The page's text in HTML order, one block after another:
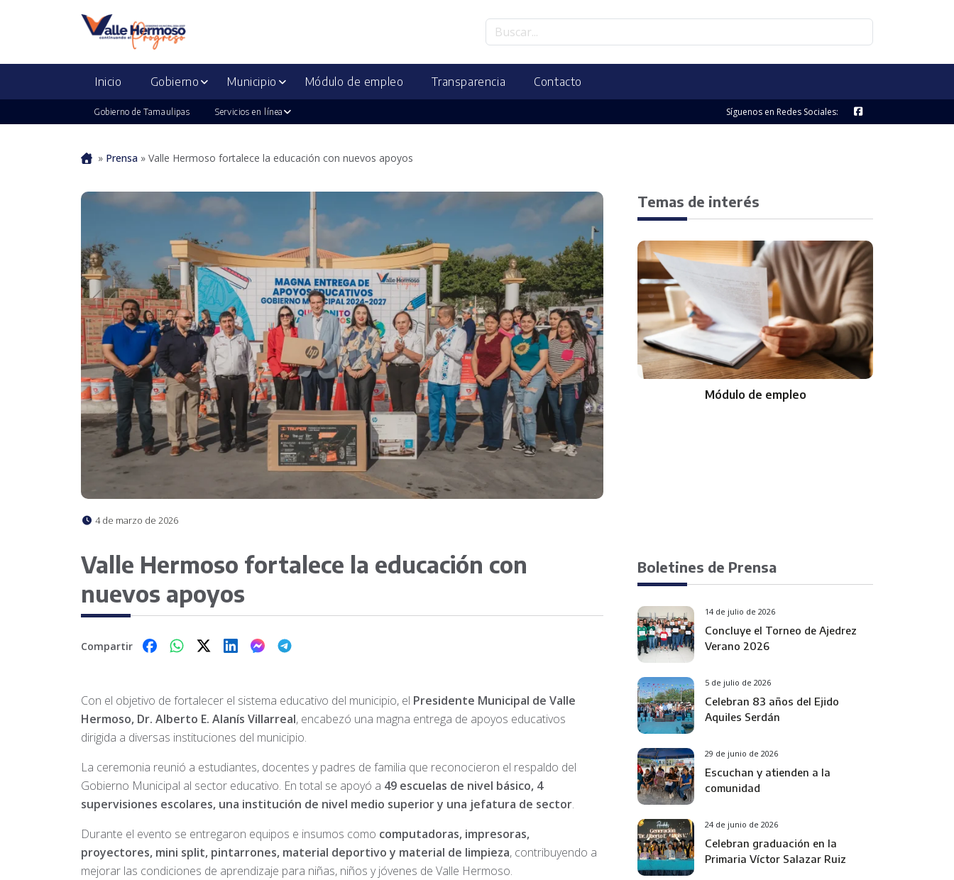
Inicio Gobierno Municipio Módulo de empleo Transparencia Contacto
Gobierno de Tamaulipas Servicios en línea Síguenos en Redes Sociales:
Portada
» Prensa » Valle Hermoso fortalece la educación con nuevos apoyos
4 de marzo de 2026
Valle Hermoso fortalece la educación con
nuevos apoyos
Compartir
Con el objetivo de fortalecer el sistema educativo del municipio, el Presidente Municipal de Valle
Hermoso, Dr. Alberto E. Alanís Villarreal, encabezó una magna entrega de apoyos educativos
dirigida a diversas instituciones del municipio.
La ceremonia reunió a estudiantes, docentes y padres de familia que reconocieron el respaldo del
Gobierno Municipal al sector educativo. En total se apoyó a 49 escuelas de nivel básico, 4
supervisiones escolares, una institución de nivel medio superior y una jefatura de sector.
Durante el evento se entregaron equipos e insumos como computadoras, impresoras,
proyectores, mini split, pintarrones, material deportivo y material de limpieza, contribuyendo a
mejorar las condiciones de aprendizaje para niñas, niños y jóvenes de Valle Hermoso.
Temas de interés
Obras públicas Módulo de empleo
Boletines de Prensa
14 de julio de 2026
Concluye el Torneo de Ajedrez
Verano 2026
5 de julio de 2026
Celebran 83 años del Ejido
Aquiles Serdán
29 de junio de 2026
Escuchan y atienden a la
comunidad
24 de junio de 2026
Celebran graduación en la
Primaria Víctor Salazar Ruiz